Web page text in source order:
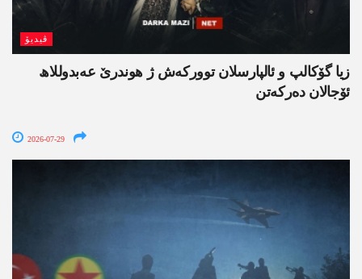
ڤیدیۆ
زیا گۆکالپ و ئالپارسلان توورکەش ژ ھوندرێ عەبدوللاھ
ئۆجالان دەرکەتن
2026-07-29